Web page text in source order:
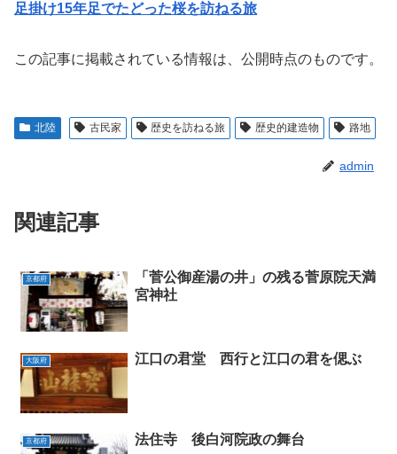
足掛け15年足でたどった桜を訪ねる旅
この記事に掲載されている情報は、公開時点のものです。
北陸 古民家 歴史を訪ねる旅 歴史的建造物 路地
admin
関連記事
京都府
「菅公御産湯の井」の残る菅原院天満
宮神社
大阪府 江口の君堂 西行と江口の君を偲ぶ
京都府 法住寺 後白河院政の舞台